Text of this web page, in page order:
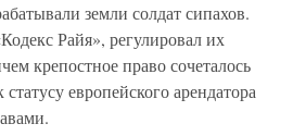
земли солдат сипахов.
Райя», регулировал их
крепостное право сочеталось
европейского арендатора